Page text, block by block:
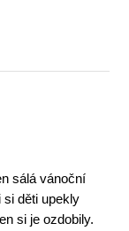
sálá vánoční
děti upekly
si je ozdobily.